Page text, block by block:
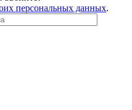
персональных данных.